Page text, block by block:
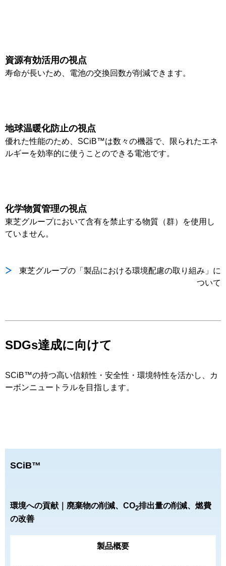
資源有効活用の視点
寿命が長いため、電池の交換回数が削減できます。
地球温暖化防止の視点
優れた性能のため、SCiB™は数々の機器で、限られたエネ
ルギーを効率的に使うことのできる電池です。
化学物質管理の視点
東芝グループにおいて含有を禁止する物質（群）を使用し
ていません。
東芝グループの「製品における環境配慮の取り組み」に
ついて
SDGs達成に向けて
SCiB™の持つ高い信頼性・安全性・環境特性を活かし、カ
ーボンニュートラルを目指します。
SCiB™
環境への貢献｜廃棄物の削減、CO2排出量の削減、燃費
の改善
製品概要